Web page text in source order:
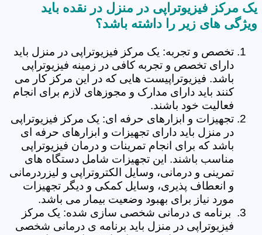
یک مرکز فیزیوتراپی در منزل در نقده باید
ویژگی های زیر را داشته باشد؟
تخصص و تجربه: یک مرکز فیزیوتراپی در منزل باید
دارای تخصص و تجربه کافی در زمینه فیزیوتراپی
باشد. فیزیوتراپیست هایی که در این مرکز کار می
کنند باید دارای مدارک و مجوزهای لازم برای انجام
فعالیت خود باشند.
تجهیزات و ابزارهای حرفه ای: یک مرکز فیزیوتراپی
در منزل باید دارای تجهیزات و ابزارهای حرفه ای
باشد که برای انجام تمرینات و درمان فیزیوتراپی
مناسب باشند. این تجهیزات شامل دستگاه های
تمرینی و درمانی، وسایل الکتروتراپی و لیزردرمانی
و انعطاف پذیری، وسایل کمکی و دیگر تجهیزات
مورد نیاز برای بهبود وضعیت بیمار می باشد.
برنامه ی درمانی شخصی سازی شده: یک مرکز
فیزیوتراپی در منزل باید برنامه ی درمانی شخصی